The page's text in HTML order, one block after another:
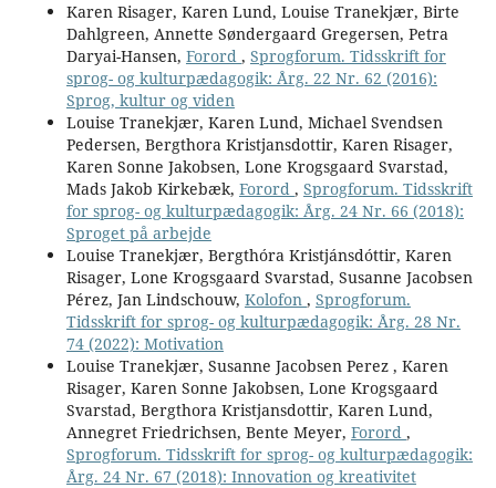
Karen Risager, Karen Lund, Louise Tranekjær, Birte
Dahlgreen, Annette Søndergaard Gregersen, Petra
Daryai-Hansen, Forord , Sprogforum. Tidsskrift for
sprog- og kulturpædagogik: Årg. 22 Nr. 62 (2016):
Sprog, kultur og viden
Louise Tranekjær, Karen Lund, Michael Svendsen
Pedersen, Bergthora Kristjansdottir, Karen Risager,
Karen Sonne Jakobsen, Lone Krogsgaard Svarstad,
Mads Jakob Kirkebæk, Forord , Sprogforum. Tidsskrift
for sprog- og kulturpædagogik: Årg. 24 Nr. 66 (2018):
Sproget på arbejde
Louise Tranekjær, Bergthóra Kristjánsdóttir, Karen
Risager, Lone Krogsgaard Svarstad, Susanne Jacobsen
Pérez, Jan Lindschouw, Kolofon , Sprogforum.
Tidsskrift for sprog- og kulturpædagogik: Årg. 28 Nr.
74 (2022): Motivation
Louise Tranekjær, Susanne Jacobsen Perez , Karen
Risager, Karen Sonne Jakobsen, Lone Krogsgaard
Svarstad, Bergthora Kristjansdottir, Karen Lund,
Annegret Friedrichsen, Bente Meyer, Forord ,
Sprogforum. Tidsskrift for sprog- og kulturpædagogik:
Årg. 24 Nr. 67 (2018): Innovation og kreativitet